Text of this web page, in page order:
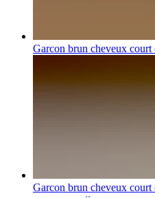
Garcon brun cheveux court
Garcon brun cheveux court